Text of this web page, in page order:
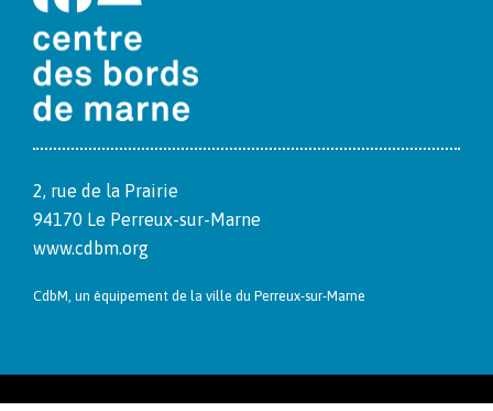
2, rue de la Prairie
94170 Le Per­reux-sur-Marne
www.cdbm.org
CdbM, un équipement de la ville du Per­reux-sur-Marne